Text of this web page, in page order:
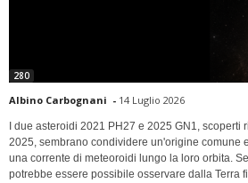
280
Albino Carbognani - 14 Luglio 2026
I due asteroidi 2021 PH27 e 2025 GN1, scoperti
2025, sembrano condividere un'origine comune
una corrente di meteoroidi lungo la loro orbita.
potrebbe essere possibile osservare dalla Terra